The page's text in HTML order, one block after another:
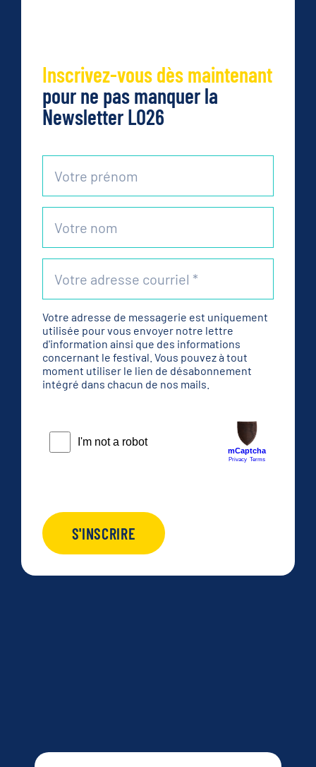
Inscrivez-vous dès maintenant
pour ne pas manquer la
Newsletter LO26
Votre adresse de messagerie est uniquement
utilisée pour vous envoyer notre lettre
d'information ainsi que des informations
concernant le festival. Vous pouvez à tout
moment utiliser le lien de désabonnement
intégré dans chacun de nos mails.